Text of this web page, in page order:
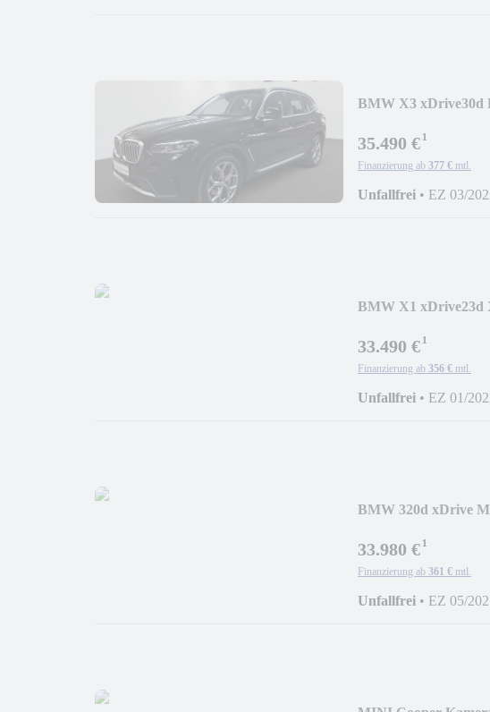
BMW X3 xDrive30d
35.490 €¹
Finanzierung ab 377 € mtl.
Unfallfrei • EZ 03/
BMW X1
33.490 €¹
Finanzierung ab 356 € mtl.
Unfallfrei • EZ 01/
BMW 320d xDrive
33.980 €¹
Finanzierung ab 361 € mtl.
Unfallfrei • EZ 05/